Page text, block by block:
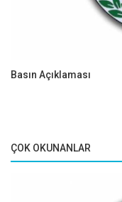
Basın Açıklaması
ÇOK OKUNANLAR